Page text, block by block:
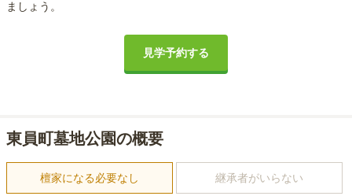
ましょう。
見学予約する
東員町墓地公園の概要
檀家になる必要なし 継承者がいらない